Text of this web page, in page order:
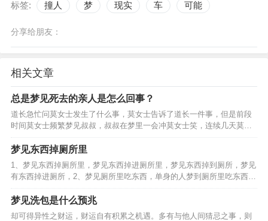
标签:
撞人 梦 现实 车 可能
分享给朋友：
相关文章
总是梦见死去的亲人是怎么回事？
道长急忙问莫女士发生了什么事，莫女士告诉了道长一件事，但是前段
时间莫女士频繁梦见叔叔，叔叔在梦里一会冲莫女士笑，连续几天莫女
士晚上都梦见死去的叔叔，后来莫女士便去拜了她的叔叔，但是拜了叔
叔的莫女士还是老梦见叔叔，网友们纷纷说让莫女士去找一个…
梦见东西掉厕所里
1、梦见东西掉厕所里，梦见东西掉进厕所里，梦见东西掉到厕所，梦见
有东西掉进厕所，2、梦见厕所里吃东西，单身的人梦到厕所里吃东西，
职场新人梦到厕所里吃东西，象征着梦者对秘密性的需求和在自己的空
间里自由发泄感情的愿望，孕妇梦到厕所里吃东西，工作…
梦见洗包是什么预兆
却可得异性之财运，财运自有积累之机遇。多有与他人间猜忌之事，则